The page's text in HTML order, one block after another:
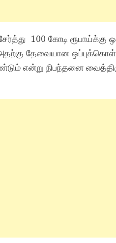
100 கோடி ரூபாய்க்கு
அதற்கு தேவையான
என்று நிபந்தனை